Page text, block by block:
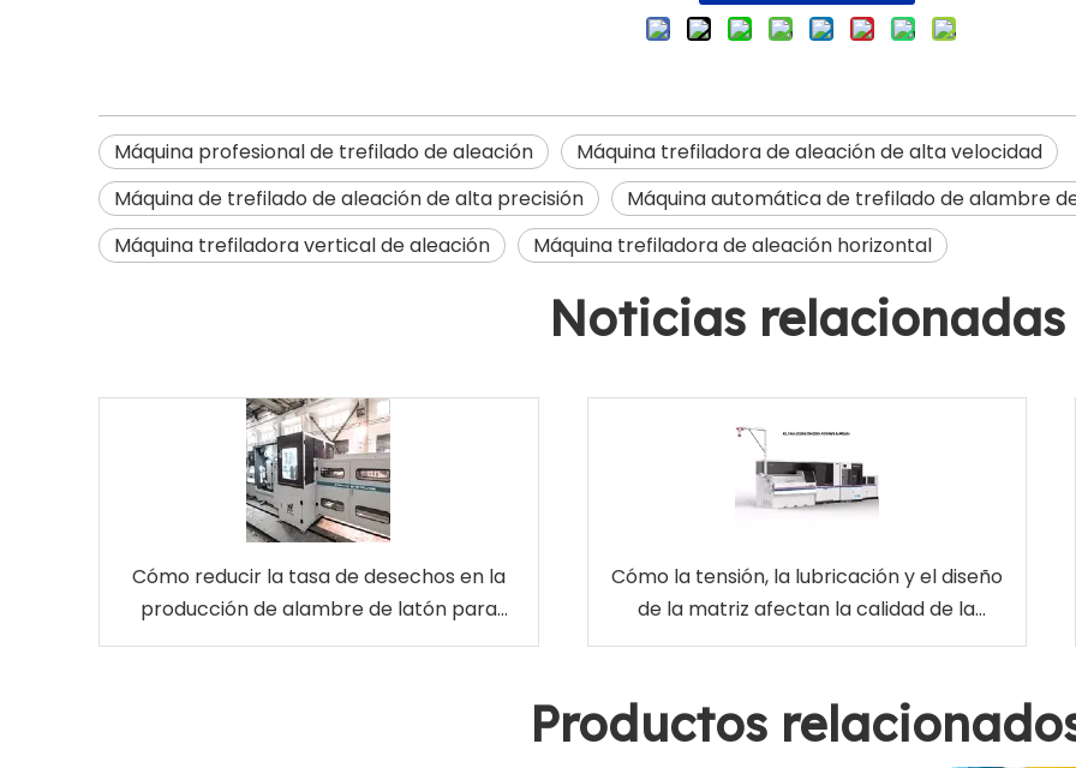
Máquina profesional de trefilado de aleación
Máquina trefiladora de aleación de alta velocidad
Máquina de trefilado de aleación de alta precisión
Máquina automática de trefilado de alambre
Máquina trefiladora vertical de aleación
Máquina trefiladora de aleación horizontal
Noticias relacionadas
Cómo reducir la tasa de desechos en la
producción de alambre de latón para
electroerosión
Cómo la tensión, la lubricación y el diseño
de la matriz afectan la calidad de la
superficie del alambre de latón EDM
Productos